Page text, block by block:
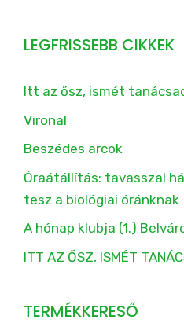
LEGFRISSEBB CIKKEK
Itt az ősz, ismét
Vironal
Beszédes arcok
Óraátállítás: tavasszal
tesz a biológiai óránknak
A hónap klubja (1.)
ITT AZ ŐSZ, ISMÉT
TERMÉKKERESŐ